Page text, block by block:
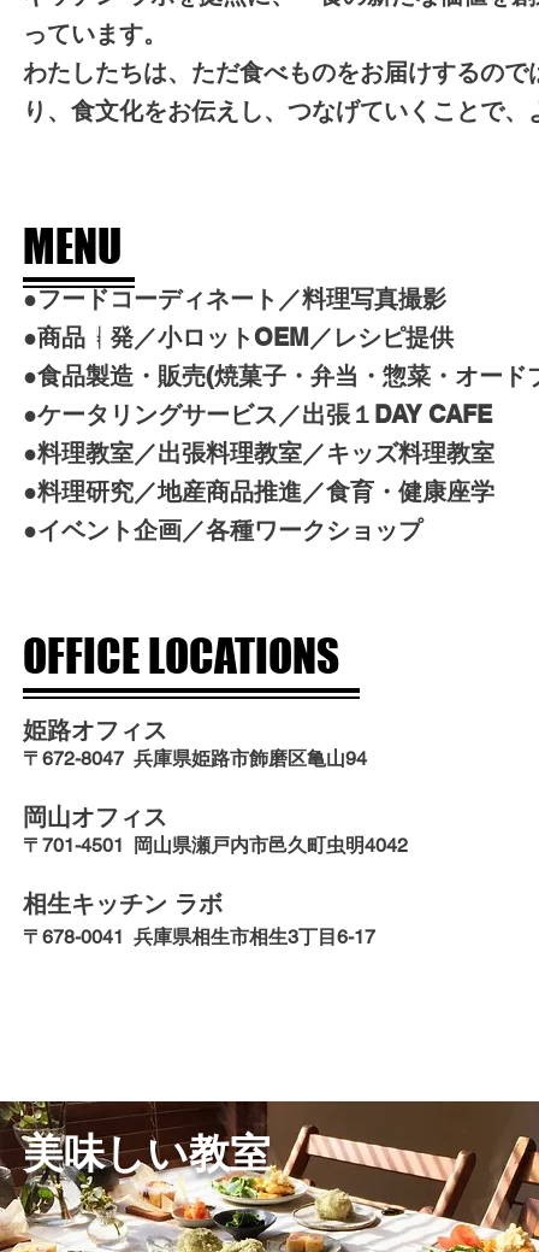
っています。
わたしたちは、ただ食べものをお届けするの
り、食文化をお伝えし、つなげていくことで
●フードコーディネート／料理写真撮影
●商品開発／小ロットOEM／レシピ提供
●食品製造・販売(焼菓子・弁当・惣菜・オード
●ケータリングサービス／出張１DAY CAFE
●料理教室／出張料理教室／キッズ料理教室
●料理研究／地産商品推進／食育・健康座学
●イベント企画／各種ワークショップ
MEN
U
MENU
OFFICE LOCATIONS
姫路オフィス
〒672-8047 兵庫県姫路市飾磨区亀山94
岡山オフィス
〒701-4501 岡山県瀬戸内市邑久町虫明4042
相生キッチン ラボ
〒678-0041 兵庫県相生市相生3丁目6-17
美味しい教室